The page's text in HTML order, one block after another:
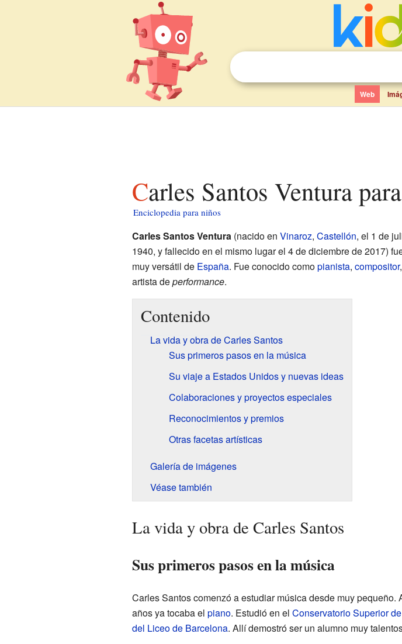
Web
Carles Santos Ventura
Enciclopedia para niños
Carles Santos Ventura(nacido en Vinaroz, Castellón, el 1 de
1940, y fallecido en el mismo lugar el 4 de diciembre de 2017)
muy versátil de España. Fue conocido comopianista, compositor
artista deperformance.
Contenido
La vida y obra de Carles Santos
Sus primeros pasos en la música
Su viaje a Estados Unidos y nuevas ideas
Colaboraciones y proyectos especiales
Reconocimientos y premios
Otras facetas artísticas
Galería de imágenes
Véase también
La vida y obra de Carles Santos
Sus primeros pasos en la música
Carles Santos comenzó a estudiar música desde muy pequeño.
años ya tocaba el piano. Estudió en el Conservatorio Superior
del Liceo de Barcelona. Allí demostró ser un alumno muy